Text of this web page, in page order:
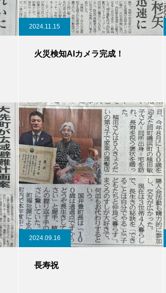
2024.11.15
火災検知AIカメラ完成！
2024.09.16
長寿祝